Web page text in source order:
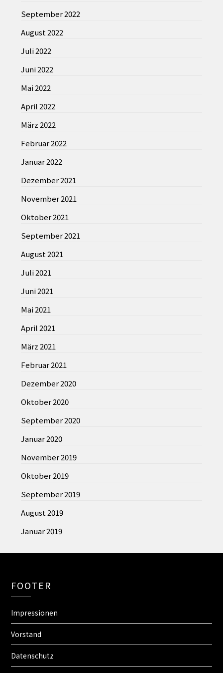
September 2022
August 2022
Juli 2022
Juni 2022
Mai 2022
April 2022
März 2022
Februar 2022
Januar 2022
Dezember 2021
November 2021
Oktober 2021
September 2021
August 2021
Juli 2021
Juni 2021
Mai 2021
April 2021
März 2021
Februar 2021
Dezember 2020
Oktober 2020
September 2020
Januar 2020
November 2019
Oktober 2019
September 2019
August 2019
Januar 2019
FOOTER
Impressionen
Vorstand
Datenschutz